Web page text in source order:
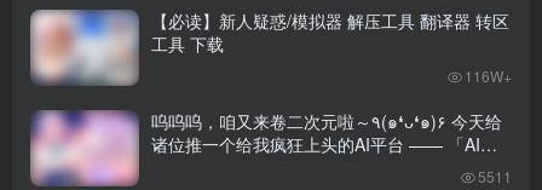
【必读】新人疑惑/模拟器 解压工具 翻译器 转区
工具 下载
116W+
呜呜呜，咱又来卷二次元啦～٩(๑❛ᴗ❛๑)۶ 今天给
诸位推一个给我疯狂上头的AI平台 —— 「AI风
5511